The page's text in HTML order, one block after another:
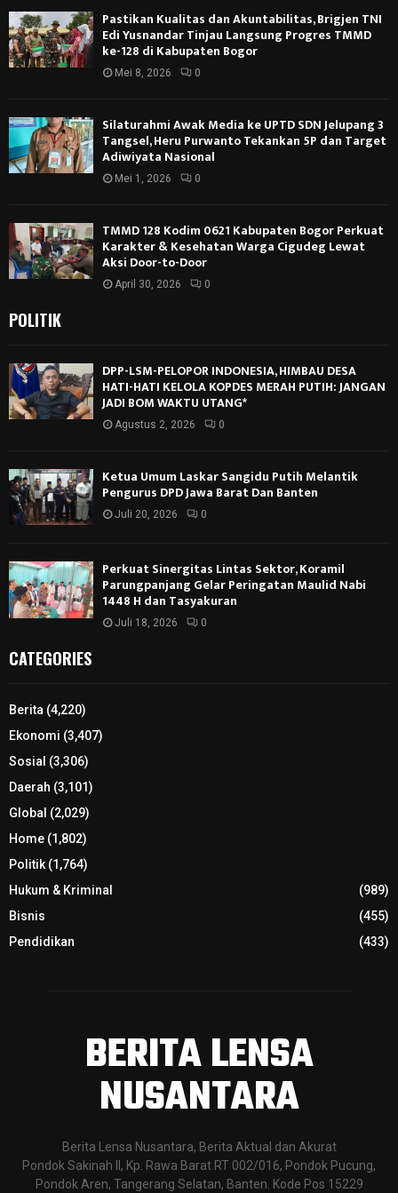
Pastikan Kualitas dan Akuntabilitas, Brigjen TNI
Edi Yusnandar Tinjau Langsung Progres TMMD
ke-128 di Kabupaten Bogor
Mei 8, 2026 0
Silaturahmi Awak Media ke UPTD SDN Jelupang 3
Tangsel, Heru Purwanto Tekankan 5P dan Target
Adiwiyata Nasional
Mei 1, 2026 0
TMMD 128 Kodim 0621 Kabupaten Bogor Perkuat
Karakter & Kesehatan Warga Cigudeg Lewat
Aksi Door-to-Door
April 30, 2026 0
POLITIK
DPP-LSM-PELOPOR INDONESIA, HIMBAU DESA
HATI-HATI KELOLA KOPDES MERAH PUTIH: JANGAN
JADI BOM WAKTU UTANG*
Agustus 2, 2026 0
Ketua Umum Laskar Sangidu Putih Melantik
Pengurus DPD Jawa Barat Dan Banten
Juli 20, 2026 0
Perkuat Sinergitas Lintas Sektor, Koramil
Parungpanjang Gelar Peringatan Maulid Nabi
1448 H dan Tasyakuran
Juli 18, 2026 0
CATEGORIES
Berita (4,220)
Ekonomi (3,407)
Sosial (3,306)
Daerah (3,101)
Global (2,029)
Home (1,802)
Politik(1,764)
Hukum & Kriminal
(989)
Bisnis
(455)
Pendidikan
(433)
BERITA LENSA
NUSANTARA
Berita Lensa Nusantara, Berita Aktual dan Akurat
Pondok Sakinah II, Kp. Rawa Barat RT 002/016, Pondok Pucung,
Pondok Aren, Tangerang Selatan, Banten. Kode Pos 15229